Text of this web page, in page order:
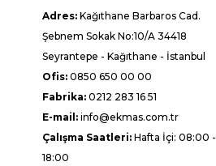
Adres: Kağıthane Barbaros Cad.
Şebnem Sokak No:10/A 34418
Seyrantepe - Kağıthane - İstanbul
Ofis: 0850 650 00 00
Fabrika: 0212 283 16 51
E-mail: info@ekmas.com.tr
Çalışma Saatleri: Hafta İçi: 08:00 -
18:00